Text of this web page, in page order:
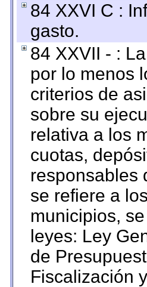
84 XXVI C :
gasto.
84 XXVII - :
por lo menos
criterios de
sobre su
relativa a los
cuotas,
responsables
se refiere a
municipios,
leyes: Ley
de
Fiscalización